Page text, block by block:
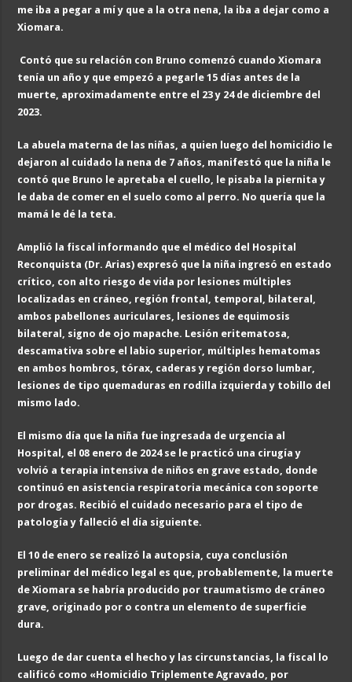
me iba a pegar a mí y que a la otra nena , la iba a dejar como a
Xiomara.
Contó que su relación con Bruno comenzó cuando Xiomara
tenía un año y que empezó a pegarle 15 días antes de la
muerte, aproximadamente entre el 23 y 24 de diciembre del
2023.
La abuela materna de las niñas, a quien luego del homicidio le
dejaron al cuidado la nena de 7 años, manifestó que la niña le
contó que Bruno le apretaba el cuello, le pisaba la piernita y
le daba de comer en el suelo como al perro. No quería que la
mamá le dé la teta.
Amplió la fiscal informando que el médico del Hospital
Reconquista (Dr. Arias) expresó que la niña ingresó en estado
crítico, con alto riesgo de vida por lesiones múltiples
localizadas en cráneo, región frontal, temporal, bilateral,
ambos pabellones auriculares, lesiones de equimosis
bilateral, signo de ojo mapache. Lesión eritematosa,
descamativa sobre el labio superior, múltiples hematomas
en ambos hombros, tórax, caderas y región dorso lumbar,
lesiones de tipo quemaduras en rodilla izquierda y tobillo del
mismo lado.
El mismo día que la niña fue ingresada de urgencia al
Hospital, el 08 enero de 2024se le practicó una cirugía y
volvió a terapia intensiva de niños en grave estado, donde
continuó en asistencia respiratoria mecánica con soporte
por drogas. Recibió el cuidado necesario para el tipo de
patología y falleció el día siguiente.
El 10 de enero se realizó la autopsia, cuya conclusión
preliminar del médico legal es que, probablemente, la muerte
de Xiomara se habría producido por traumatismo de cráneo
grave, originado por o contra un elemento de superficie
dura.
Luego de dar cuenta el hecho y las circunstancias, la fiscal lo
calificó como «Homicidio Triplemente Agravado, por